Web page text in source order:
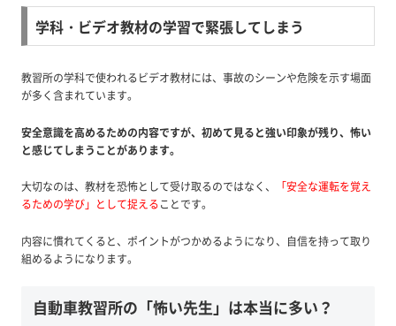
学科・ビデオ教材の学習で緊張してしまう
教習所の学科で使われるビデオ教材には、事故のシーンや危険を示す場面
が多く含まれています。
安全意識を高めるための内容ですが、初めて見ると強い印象が残り、怖い
と感じてしまうことがあります。
大切なのは、教材を恐怖として受け取るのではなく、
「安全な運転を覚え
るための学び」として捉えることです。
内容に慣れてくると、ポイントがつかめるようになり、自信を持って取り
組めるようになります。
自動車教習所の「怖い先生」は本当に多い？